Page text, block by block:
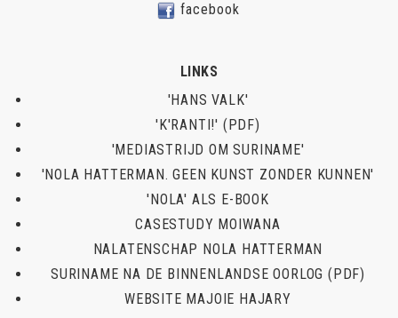
facebook
LINKS
'HANS VALK'
'K'RANTI!' (PDF)
'MEDIASTRIJD OM SURINAME'
'NOLA HATTERMAN. GEEN KUNST ZONDER KUNNEN'
'NOLA' ALS E-BOOK
CASESTUDY MOIWANA
NALATENSCHAP NOLA HATTERMAN
SURINAME NA DE BINNENLANDSE OORLOG (PDF)
WEBSITE MAJOIE HAJARY